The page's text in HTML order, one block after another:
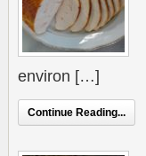
environ […]
Continue Reading...